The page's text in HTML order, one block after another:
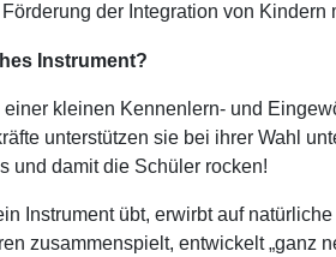
Förderung der Integration von Kindern
Instrument?
einer kleinen Kennenlern- und
unterstützen sie bei ihrer Wahl
und damit die Schüler rocken!
Instrument übt, erwirbt auf
zusammenspielt, entwickelt „ganz